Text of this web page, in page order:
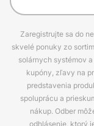
Zaregistrujte sa do
skvelé ponuky zo
solárnych systémov
kupóny, zľavy na
predstavenia
spoluprácu a
nákup. Odber
odhlásenie, ktorý